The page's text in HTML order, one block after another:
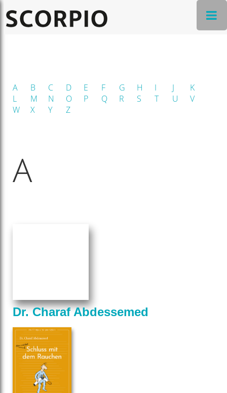
A B C D E F G H I J
K
L
M N O P Q R S T U
V
W
X Y Z
A
Dr. Charaf Abdessemed